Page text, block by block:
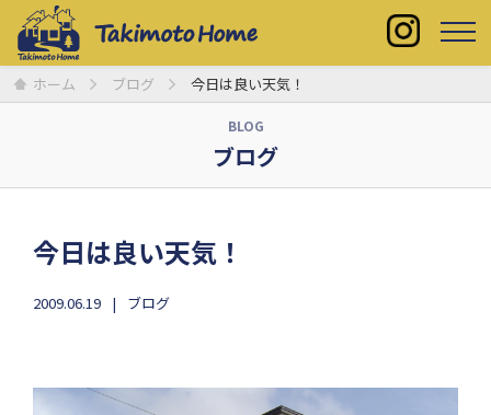
ホーム ブログ 今日は良い天気！
BLOG
ブログ
今日は良い天気！
2009.06.19 ブログ